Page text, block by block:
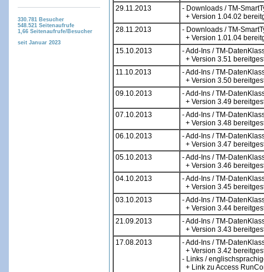
330.781
Besucher
548.521 Seitenaufrufe
1,66 Seitenaufrufe/Besucher
seit Januar 2023
29.11.2013
- Downloads / TM-
+ Version 1.04.02
28.11.2013
- Downloads / TM-
+ Version 1.01.04
15.10.2013
- Add-Ins / TM-
+ Version 3.51
11.10.2013
- Add-Ins / TM-
+ Version 3.50
09.10.2013
- Add-Ins / TM-
+ Version 3.49
07.10.2013
- Add-Ins / TM-
+ Version 3.48
06.10.2013
- Add-Ins / TM-
+ Version 3.47
05.10.2013
- Add-Ins / TM-
+ Version 3.46
04.10.2013
- Add-Ins / TM-
+ Version 3.45
03.10.2013
- Add-Ins / TM-
+ Version 3.44
21.09.2013
- Add-Ins / TM-
+ Version 3.43
17.08.2013
- Add-Ins / TM-
+ Version 3.42
- Links /
+ Link zu Access